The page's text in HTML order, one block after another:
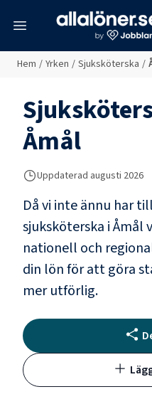
Hem / Yrken / Sjuksköterska /
Åmål
Uppdaterad augusti 2026
Då vi inte ännu har
sjuksköterska iÅmål
nationell och
din lön för att göra
mer utförlig.